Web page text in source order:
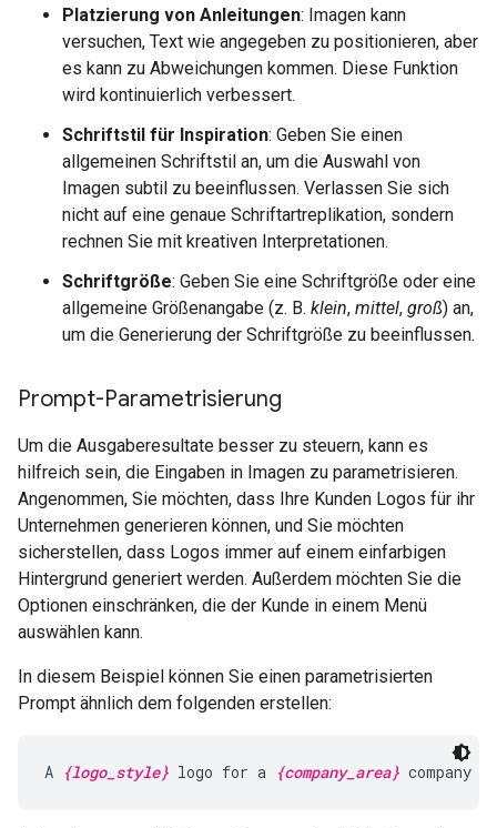
Platzierung von Anleitungen: Imagen kann
versuchen, Text wie angegeben zu positionieren, aber
es kann zu Abweichungen kommen. Diese Funktion
wird kontinuierlich verbessert.
Schriftstil für Inspiration: Geben Sie einen
allgemeinen Schriftstil an, um die Auswahl von
Imagen subtil zu beeinflussen. Verlassen Sie sich
nicht auf eine genaue Schriftartreplikation, sondern
rechnen Sie mit kreativen Interpretationen.
Schriftgröße: Geben Sie eine Schriftgröße oder eine
allgemeine Größenangabe (z. B. klein, mittel, groß) an,
um die Generierung der Schriftgröße zu beeinflussen.
Prompt-Parametrisierung
Um die Ausgaberesultate besser zu steuern, kann es
hilfreich sein, die Eingaben in Imagen zu parametrisieren.
Angenommen, Sie möchten, dass Ihre Kunden Logos für ihr
Unternehmen generieren können, und Sie möchten
sicherstellen, dass Logos immer auf einem einfarbigen
Hintergrund generiert werden. Außerdem möchten Sie die
Optionen einschränken, die der Kunde in einem Menü
auswählen kann.
In diesem Beispiel können Sie einen parametrisierten
Prompt ähnlich dem folgenden erstellen:
A {logo_style} logo for a {company_area} company